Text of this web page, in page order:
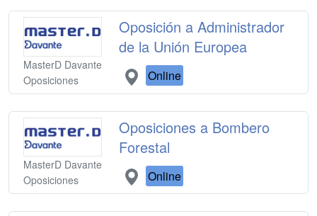
MasterD Davante
Oposiciones
Oposición a Administrador
de la Unión Europea
Online
MasterD Davante
Oposiciones
Oposiciones a Bombero
Forestal
Online